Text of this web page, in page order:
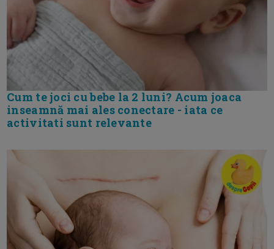
Cum te joci cu bebe la 2 luni? Acum joaca
inseamnă mai ales conectare - iata ce
activitati sunt relevante